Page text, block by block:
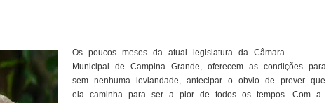
Os poucos meses da atual legislatura da Câmara
Municipal de Campina Grande, oferecem as condições para
sem nenhuma leviandade, antecipar o obvio de prever que
ela caminha para ser a pior de todos os tempos. Com a